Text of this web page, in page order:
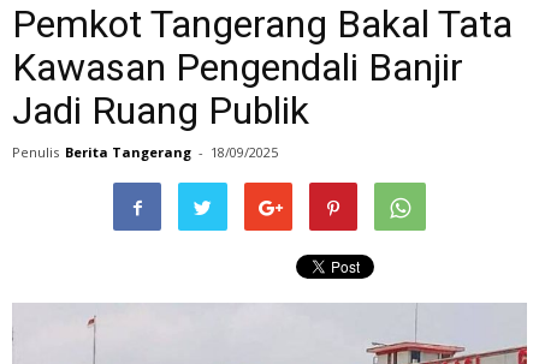
Pemkot Tangerang Bakal Tata
Kawasan Pengendali Banjir
Jadi Ruang Publik
Penulis Berita Tangerang - 18/09/2025